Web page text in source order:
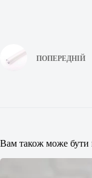
ПОПЕРЕДНІЙ
Вам також може бути